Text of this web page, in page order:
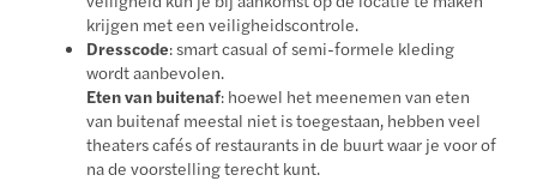
krijgen met een veiligheidscontrole.
Dresscode: smart casual of semi-formele kleding
wordt aanbevolen.
Eten van buitenaf: hoewel het meenemen van eten
van buitenaf meestal niet is toegestaan, hebben veel
theaters cafés of restaurants in de buurt waar je voor of
na de voorstelling terecht kunt.